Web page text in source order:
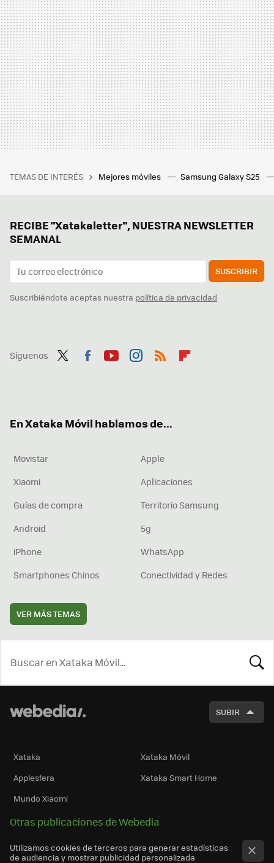
TEMAS DE INTERÉS Mejores móviles Samsung Galaxy S25
RECIBE "Xatakaletter", NUESTRA NEWSLETTER
SEMANAL
SUSCRIBIR
Suscribiéndote aceptas nuestra política de privacidad
Síguenos
En Xataka Móvil hablamos de...
Movistar
Apple
Xiaomi
Aplicaciones
Guías de compra
Territorio Samsung
Android
5g
iPhone
WhatsApp
Smartphones Chinos
Conectividad y Redes
VER MÁS TEMAS
SUBIR
Xataka
Xataka Móvil
Applesfera
Xataka Smart Home
Mundo Xiaomi
Otras publicaciones de Webedia
Utilizamos cookies de terceros para generar estadísticas
de audiencia y mostrar publicidad personalizada